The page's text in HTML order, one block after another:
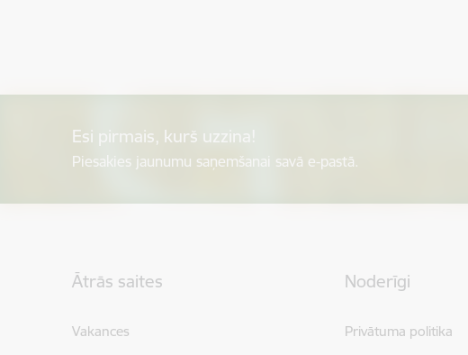
Esi pirmais, kurš uzzina!
Piesakies jaunumu saņemšanai savā e-pastā.
Ātrās saites
Vakances
Noderīgi
Privātuma politika